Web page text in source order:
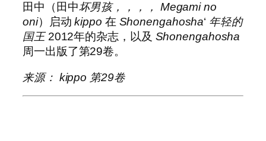
田中（田中坏男孩，，，， Megami no
oni）启动kippo 在 Shonengahosha‘ 年轻的
国王2012年的杂志，以及 Shonengahosha
周一出版了第29卷。
来源： kippo 第29卷